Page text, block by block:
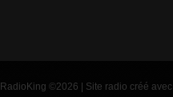
RadioKing ©2026 | Site radio créé avec